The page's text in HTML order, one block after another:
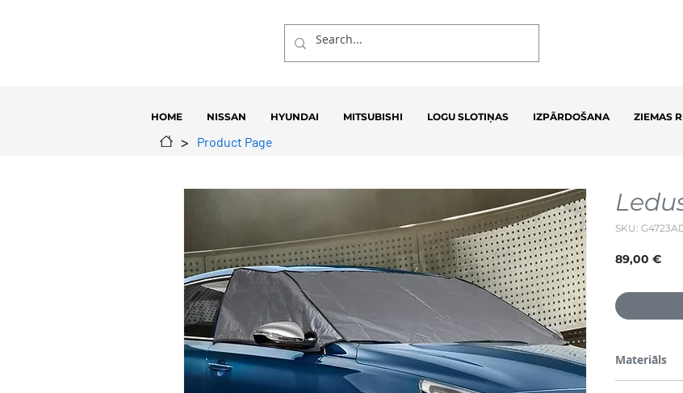
> Product Page
HOME NISSAN HYUNDAI MITSUBISHI LOGU SLOTIŅAS IZPĀRDOŠANA ZIEMAS
SKU:
89,00 €Cena
Materiāls